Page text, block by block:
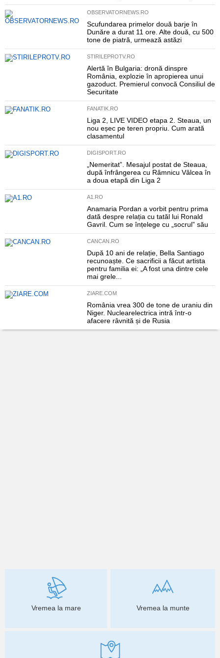
OBSERVATORNEWS.RO
Scufundarea primelor două barje în
Dunăre a durat 11 ore. Alte două, cu 500
tone de piatră, urmează astăzi
STIRILEPROTV.RO
Alertă în Bulgaria: dronă dinspre
România, explozie în apropierea unui
gazoduct. Premierul convocă Consiliul de
Securitate
FANATIK.RO
Liga 2, LIVE VIDEO etapa 2. Steaua, un
nou eșec pe teren propriu. Cum arată
clasamentul
DIGISPORT.RO
„Nemeritat”. Mesajul postat de Steaua,
după înfrângerea cu Râmnicu Vâlcea în
a doua etapă din Liga 2
A1.RO
Anamaria Pordan a vorbit pentru prima
dată despre relația cu tatăl lui Ronald
Gavril. Cum se înțelege cu „socrul” său
CANCAN.RO
După 10 ani de relație, Bella Santiago
recunoaște. Ce sacrificii a făcut artista
pentru familia ei: „A fost una dintre cele
mai grele...
ZIARE.COM
România vrea 300 de tone de uraniu din
Niger. Nuclearelectrica intră într-o
afacere râvnită și de Rusia
Vremea la mare Vremea la munte